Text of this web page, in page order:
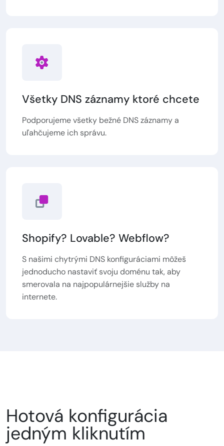
Všetky DNS záznamy ktoré chcete
Podporujeme všetky bežné DNS záznamy a
uľahčujeme ich správu.
Shopify? Lovable? Webflow?
S našimi chytrými DNS konfiguráciami môžeš
jednoducho nastaviť svoju doménu tak, aby
smerovala na najpopulárnejšie služby na
internete.
Hotová konfigurácia
jedným kliknutím